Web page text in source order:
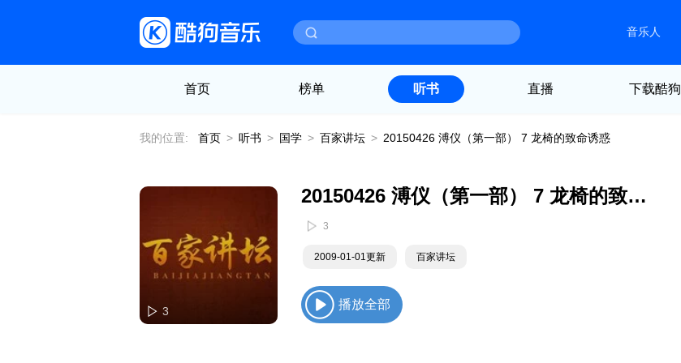
音乐人
首页 榜单 听书 直播 下载酷狗
我的位置: 首页 > 听书 > 国学 > 百家讲坛 > 20150426 溥仪（第一部） 7 龙椅的致命诱惑
3
20150426 溥仪（第一部） 7 龙椅的致命诱惑
3
2009-01-01更新 百家讲坛
播放全部